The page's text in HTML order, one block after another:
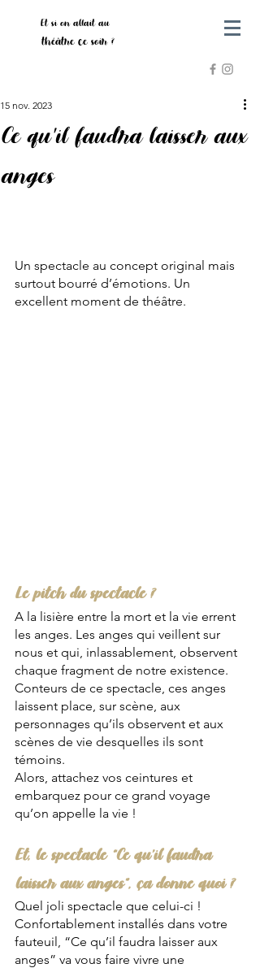
Et si on allait au
théâtre ce soir ?
Ce qu'il faudra laisser aux
anges
15 nov. 2023
Un spectacle au concept original mais
surtout bourré d’émotions. Un
excellent moment de théâtre.
Le pitch du spectacle ?
A la lisière entre la mort et la vie errent
les anges. Les anges qui veillent sur
nous et qui, inlassablement, observent
chaque fragment de notre existence.
Conteurs de ce spectacle, ces anges
laissent place, sur scène, aux
personnages qu’ils observent et aux
scènes de vie desquelles ils sont
témoins.
Alors, attachez vos ceintures et
embarquez pour ce grand voyage
qu’on appelle la vie !
Et, le spectacle “Ce qu’il faudra
laisser aux anges”, ça donne quoi ?
Quel joli spectacle que celui-ci !
Confortablement installés dans votre
fauteuil, “Ce qu’il faudra laisser aux
anges” va vous faire vivre une